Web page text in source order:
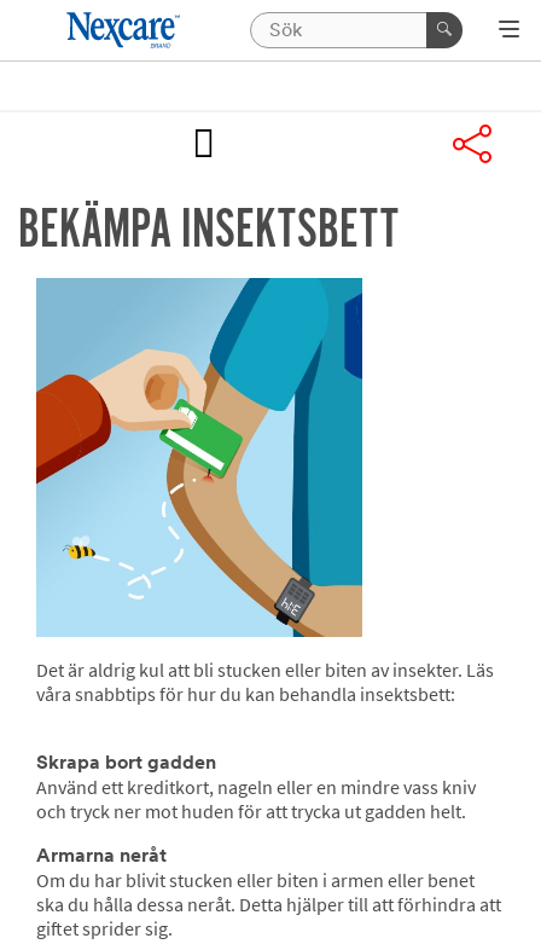
BEKÄMPA INSEKTSBETT
Det är aldrig kul att bli stucken eller biten av insekter. Läs
våra snabbtips för hur du kan behandla insektsbett:
Skrapa bort gadden
Använd ett kreditkort, nageln eller en mindre vass kniv
och tryck ner mot huden för att trycka ut gadden helt.
Armarna neråt
Om du har blivit stucken eller biten i armen eller benet
ska du hålla dessa neråt. Detta hjälper till att förhindra att
giftet sprider sig.